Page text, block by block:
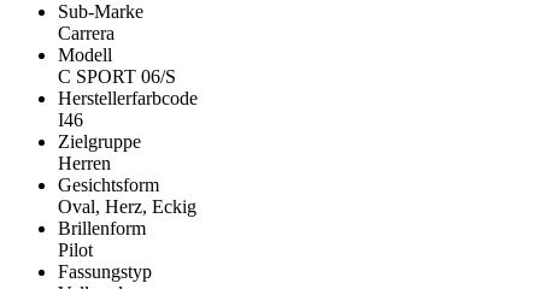
Sub-Marke
Carrera
Modell
C SPORT 06/S
Herstellerfarbcode
I46
Zielgruppe
Herren
Gesichtsform
Oval, Herz, Eckig
Brillenform
Pilot
Fassungstyp